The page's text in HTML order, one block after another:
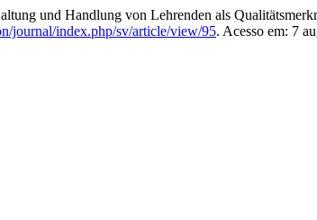
und Handlung von Lehrenden als
journal/index.php/sv/article/view/95. Acesso em: 7